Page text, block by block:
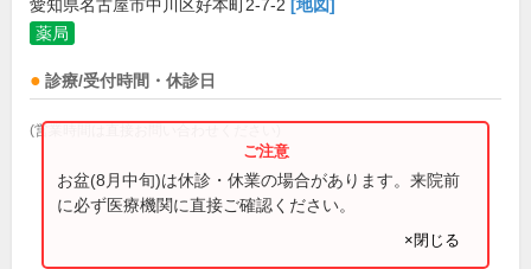
愛知県名古屋市中川区好本町2-7-2 [地図]
薬局
診療/受付時間・休診日
(営業時間は直接お問い合わせください)
お盆(8月中旬)は休診・休業の場合があります。来院前
に必ず医療機関に直接ご確認ください。
×閉じる